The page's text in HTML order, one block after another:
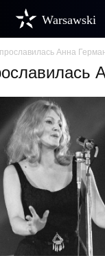
Warsawski
Анна